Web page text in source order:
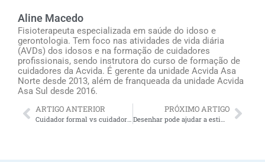
Aline Macedo
Fisioterapeuta especializada em saúde do idoso e
gerontologia. Tem foco nas atividades de vida diária
(AVDs) dos idosos e na formação de cuidadores
profissionais, sendo instrutora do curso de formação de
cuidadores da Acvida. É gerente da unidade Acvida Asa
Norte desde 2013, além de franqueada da unidade Acvida
Asa Sul desde 2016.
ARTIGO ANTERIOR PRÓXIMO ARTIGO